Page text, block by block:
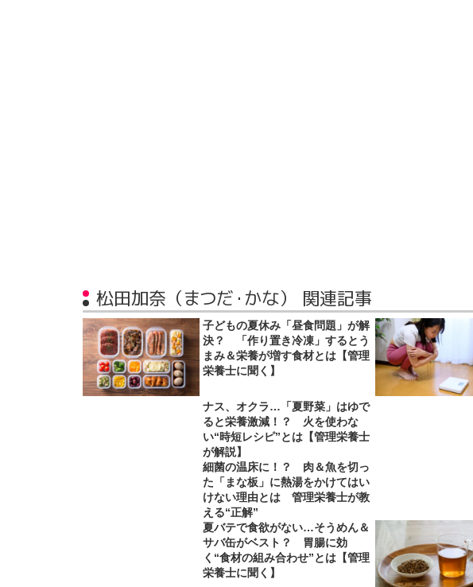
松田加奈（まつだ・かな） 関連記事
子どもの夏休み「昼食問題」が解
決？ 「作り置き冷凍」するとう
まみ＆栄養が増す食材とは【管理
栄養士に聞く】
ナス、オクラ…「夏野菜」はゆで
ると栄養激減！？ 火を使わな
い“時短レシピ”とは【管理栄養士
が解説】
細菌の温床に！？ 肉＆魚を切っ
た「まな板」に熱湯をかけてはい
けない理由とは 管理栄養士が教
える“正解”
夏バテで食欲がない…そうめん＆
サバ缶がベスト？ 胃腸に効
く“食材の組み合わせ”とは【管理
栄養士に聞く】